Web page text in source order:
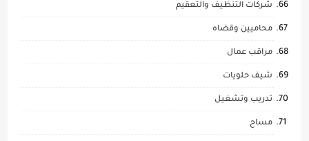
شركات التنظيف والتعقيم
محاميين وقضاه
مراقب عمال
شيف حلويات
تدريب وتشغيل
مساح